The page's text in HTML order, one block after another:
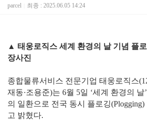
parcel 최종 : 2025.06.05 14:24
▲ 태웅로직스 세계 환경의 날 기념 플
장사진
종합물류서비스 전문기업 태웅로직스
재동·조용준)는 6월 5일 ‘세계 환경의 날
의 일환으로 전국 동시 플로깅
고 밝혔다.